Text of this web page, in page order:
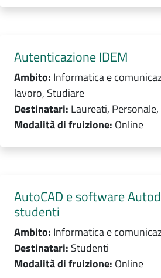
Autenticazione IDEM
Ambito: Informatica e
lavoro, Studiare
Destinatari: Laureati,
Modalità di fruizione: Online
AutoCAD e software
studenti
Ambito: Informatica e
Destinatari: Studenti
Modalità di fruizione: Online